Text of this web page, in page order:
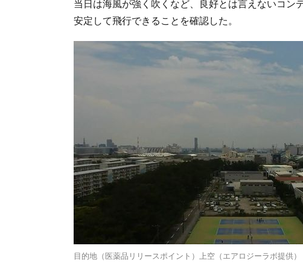
当日は海風が強く吹くなど、良好とは言えないコン
安定して飛行できることを確認した。
目的地（医薬品リリースポイント）上空（エアロジーラボ提供）